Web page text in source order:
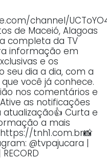
channel/
de Maceió, Alagoas
completa da TV
informação em
e os
seu dia a dia, com a
você já conhece.
nos comentários e
as notificações
Curta e
a mais
tnh1.com.br📸
@tvpajucara |